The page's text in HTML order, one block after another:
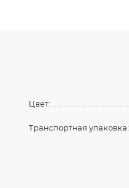
Цвет:
Транспортная упаковка: